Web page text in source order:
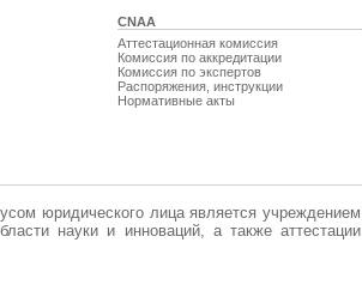
CNAA
Аттестационная комиссия
Комиссия по аккредитации
Комиссия по экспертов
Распоряжения, инструкции
Нормативные акты
юридического лица является учреждением
науки и инноваций, а также аттестации